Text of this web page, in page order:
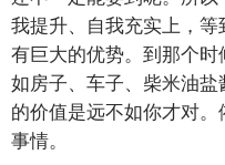
我提升、自我充实上，
有巨大的优势。到那个时
如房子、车子、柴米油
的价值是远不如你才对
事情。